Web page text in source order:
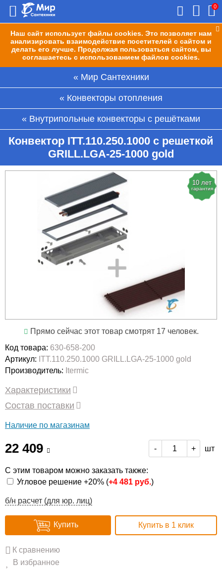
Наш сайт использует файлы cookies. Это позволяет нам
анализировать взаимодействие посетителей с сайтом и
делать его лучше. Продолжая пользоваться сайтом, вы
соглашаетесь с использованием файлов cookies.
0
Мир Сантехники
Конвекторы отопления
Внутрипольные конвекторы с решётками
Конвектор ITT.110.250.1000 с решеткой
GRILL.LGA-25-1000 gold
10 лет
гарантия
Прямо сейчас этот товар смотрят 17 человек.
Код товара: 630-658-200
Артикул: ITT.110.250.1000 GRILL.LGA-25-1000 gold
Производитель: Itermic
Характеристики
Состав поставки
Наличие по магазинам
22 409 - + шт
С этим товаром можно заказать также:
Угловое решение +20% (+4 481 руб.)
б/н расчет (для юр. лиц)
Купить Купить в 1 клик
К сравнению
В избранное